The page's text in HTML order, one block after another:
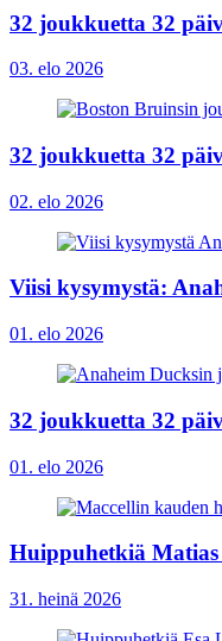
32 joukkuetta 32
03. elo 2026
32 joukkuetta 32
02. elo 2026
Viisi kysymystä:
01. elo 2026
32 joukkuetta 32
01. elo 2026
Huippuhetkiä Matias
31. heinä 2026